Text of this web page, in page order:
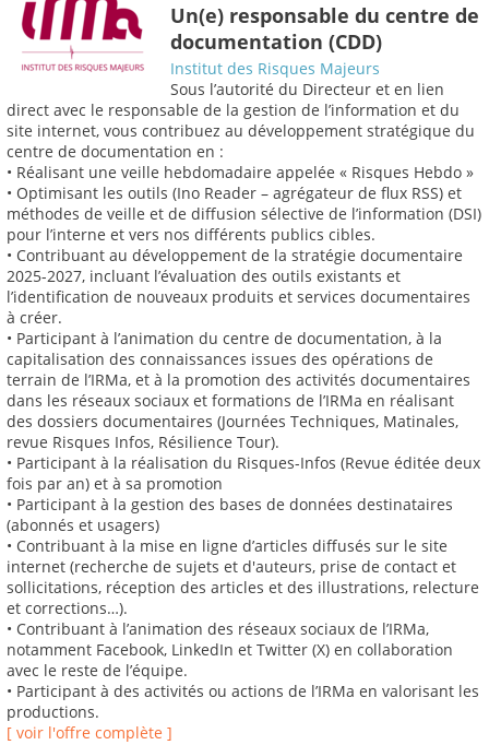
Un(e) responsable du centre de
documentation (CDD)
Institut des Risques Majeurs
Sous l’autorité du Directeur et en lien
direct avec le responsable de la gestion de l’information et du
site internet, vous contribuez au développement stratégique du
centre de documentation en :
• Réalisant une veille hebdomadaire appelée « Risques Hebdo »
• Optimisant les outils (Ino Reader – agrégateur de flux RSS) et
méthodes de veille et de diffusion sélective de l’information (DSI)
pour l’interne et vers nos différents publics cibles.
• Contribuant au développement de la stratégie documentaire
2025-2027, incluant l’évaluation des outils existants et
l’identification de nouveaux produits et services documentaires
à créer.
• Participant à l’animation du centre de documentation, à la
capitalisation des connaissances issues des opérations de
terrain de l’IRMa, et à la promotion des activités documentaires
dans les réseaux sociaux et formations de l’IRMa en réalisant
des dossiers documentaires (Journées Techniques, Matinales,
revue Risques Infos, Résilience Tour).
• Participant à la réalisation du Risques-Infos (Revue éditée deux
fois par an) et à sa promotion
• Participant à la gestion des bases de données destinataires
(abonnés et usagers)
• Contribuant à la mise en ligne d’articles diffusés sur le site
internet (recherche de sujets et d'auteurs, prise de contact et
sollicitations, réception des articles et des illustrations, relecture
et corrections…).
• Contribuant à l’animation des réseaux sociaux de l’IRMa,
notamment Facebook, LinkedIn et Twitter (X) en collaboration
avec le reste de l’équipe.
• Participant à des activités ou actions de l’IRMa en valorisant les
productions.
[ voir l'offre complète ]